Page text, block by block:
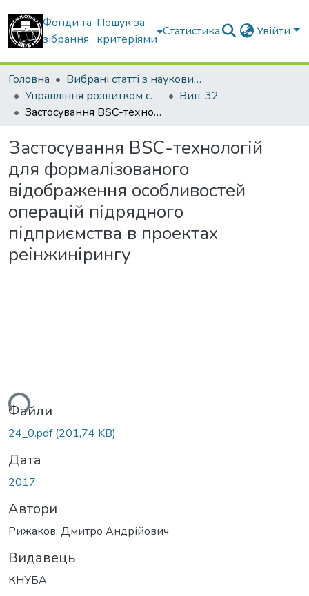
Фонди та
зібрання
Пошук за
критеріями
Статистика Увійти
Головна
Вибрані статті з наукових збірників КНУБА
Управління розвитком складних систем
Вип. 32
Застосування ВSС-технологій для формалізованого відображення особливостей операцій підрядного підприємства в проектах реінжинірингу
Застосування ВSС-технологій
для формалізованого
відображення особливостей
операцій підрядного
підприємства в проектах
реінжинірингу
Файли
24_0.pdf(201,74 KB)
Дата
2017
Автори
Рижаков, Дмитро Андрійович
Видавець
КНУБА